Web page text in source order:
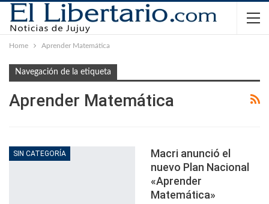
Home Aprender Matemática
Navegación de la etiqueta
Aprender Matemática
SIN CATEGORÍA
Macri anunció el
nuevo Plan Nacional
«Aprender
Matemática»